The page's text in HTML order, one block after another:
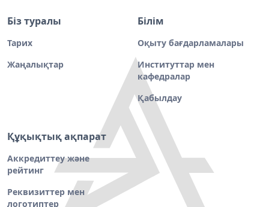
Біз туралы
Тарих
Жаңалықтар
Білім
Оқыту бағдарламалары
Институттар мен
кафедралар
Қабылдау
Құқықтық ақпарат
Аккредиттеу және
рейтинг
Реквизиттер мен
логотиптер